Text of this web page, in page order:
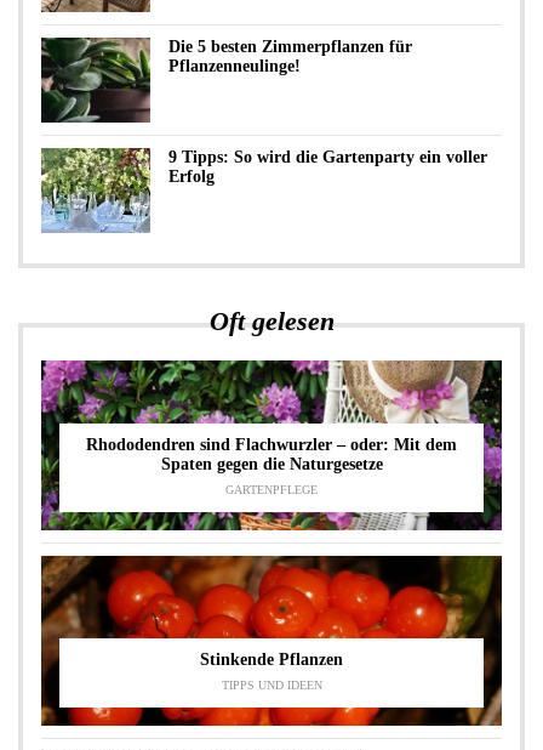
Die 5 besten Zimmerpflanzen für
Pflanzenneulinge!
9 Tipps: So wird die Gartenparty ein voller
Erfolg
Oft gelesen
Rhododendren sind Flachwurzler – oder: Mit dem
Spaten gegen die Naturgesetze
GARTENPFLEGE
Stinkende Pflanzen
TIPPS UND IDEEN